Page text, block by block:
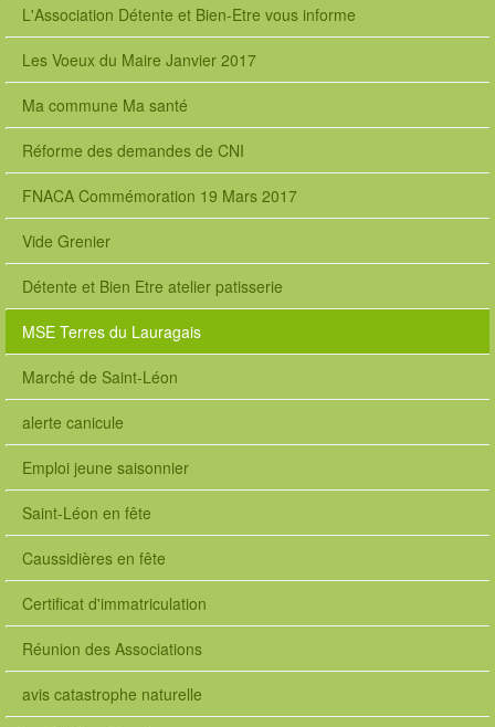
L'Association Détente et Bien-Etre vous informe
Les Voeux du Maire Janvier 2017
Ma commune Ma santé
Réforme des demandes de CNI
FNACA Commémoration 19 Mars 2017
Vide Grenier
Détente et Bien Etre atelier patisserie
MSE Terres du Lauragais
Marché de Saint-Léon
alerte canicule
Emploi jeune saisonnier
Saint-Léon en fête
Caussidières en fête
Certificat d'immatriculation
Réunion des Associations
avis catastrophe naturelle